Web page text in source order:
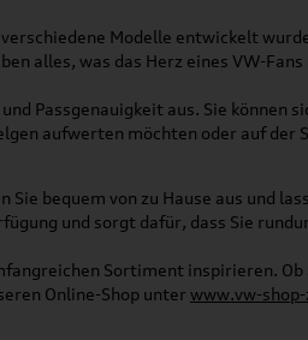
Modelle entwickelt
alles, was das Herz eines VW-
Passgenauigkeit aus. Sie können
aufwerten möchten oder auf der
bequem von zu Hause aus und
und sorgt dafür, dass Sie
Sortiment inspirieren.
Online-Shop unter www.vw-